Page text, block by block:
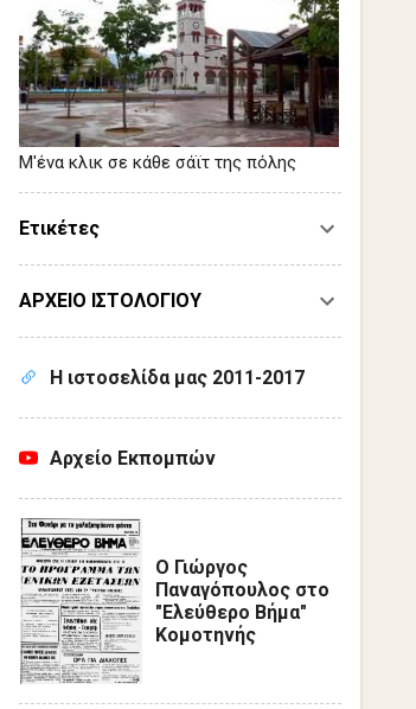
Μ'ένα κλικ σε κάθε σάϊτ της πόλης
Ετικέτες
ΑΡΧΕΙΟ ΙΣΤΟΛΟΓΙΟΥ
Η ιστοσελίδα μας 2011-2017
Αρχείο Εκπομπών
Ο Γιώργος
Παναγόπουλος στο
"Ελεύθερο Βήμα"
Κομοτηνής